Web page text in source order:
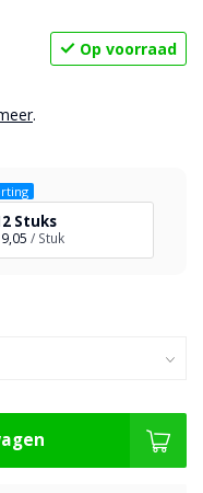
Op voorraad
.
Stuks
/ Stuk